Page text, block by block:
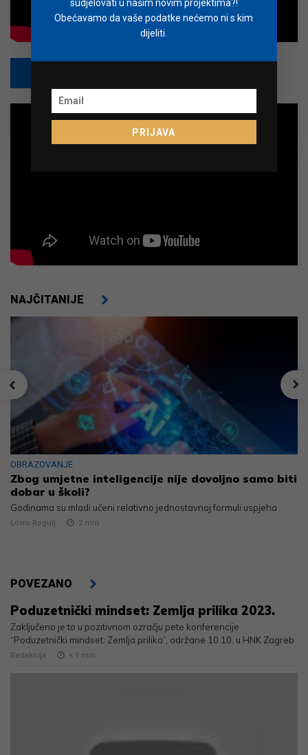
NAJČITANIJE
OBRAZOVANJE
Zbog umjetne inteligencije nije dovoljno samo biti
dobar u školi?
Godinama su mladi učeni relativno jednostavnoj formuli uspjeha
Lovro Rogulj 2 min
POVEZANO
Poduzetnički mindset: Zemlja prilika ‪2023.
Zaključeno je to u pozitivnom ozračju pete konferencije
“Poduzetnički mindset: Zemlja prilika”, održane 10.10. u HNK Zagreb
Redakcija < 1 min
sudjelovati u našim novim projektima?!
Obećavamo da vaše podatke nećemo ni s kim
dijeliti.
PRIJAVA